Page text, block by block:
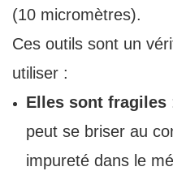
(10 micromètres).
Ces outils sont un
utiliser :
Elles sont fragiles
peut se briser au
impureté dans le